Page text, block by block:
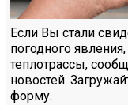
Если Вы стали
погодного
теплотрассы,
новостей.
форму.